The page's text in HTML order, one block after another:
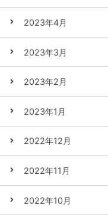
2023年4月
2023年3月
2023年2月
2023年1月
2022年12月
2022年11月
2022年10月